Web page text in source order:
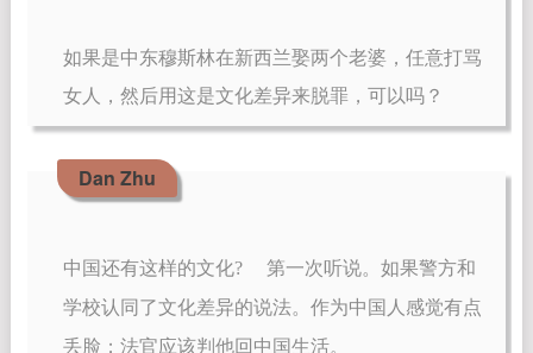
如果是中东穆斯林在新西兰娶两个老婆，任意打骂
女人，然后用这是文化差异来脱罪，可以吗？
Dan Zhu
中国还有这样的文化?　 第一次听说。如果警方和
学校认同了文化差异的说法。作为中国人感觉有点
丢脸；法官应该判他回中国生活。